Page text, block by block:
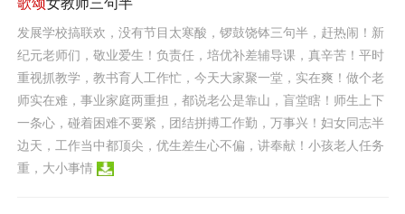
发展学校搞联欢，没有节目太寒酸，锣鼓饶钵三句半，赶热闹！新
纪元老师们，敬业爱生！负责任，培优补差辅导课，真辛苦！平时
重视抓教学，教书育人工作忙，今天大家聚一堂，实在爽！做个老
师实在难，事业家庭两重担，都说老公是靠山，盲堂瞎！师生上下
一条心，碰着困难不要紧，团结拼搏工作勤，万事兴！妇女同志半
边天，工作当中都顶尖，优生差生心不偏，讲奉献！小孩老人任务
重，大小事情